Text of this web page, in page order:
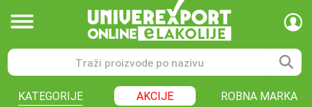
KATEGORIJE AKCIJE ROBNA MARKA